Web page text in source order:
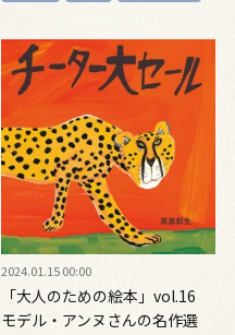
2024.01.15 00:00
「大人のための絵本」vol.16
モデル・アンヌさんの名作選